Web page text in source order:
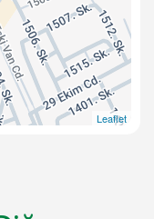
Leaflet